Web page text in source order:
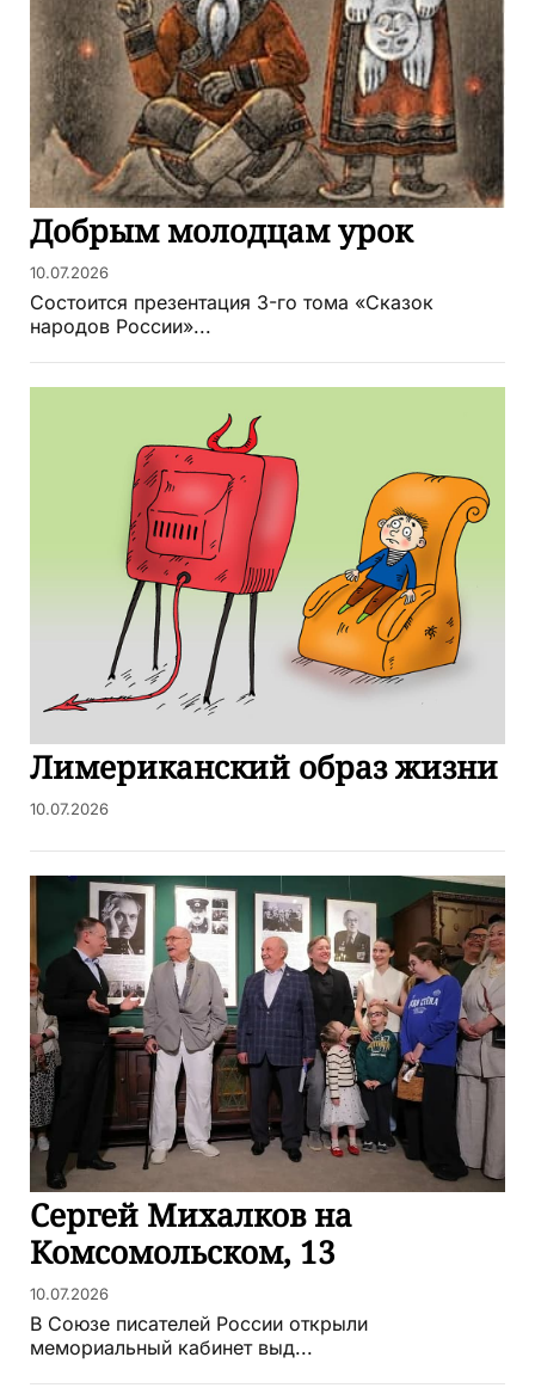
Добрым молодцам урок
10.07.2026
Состоится презентация 3-го тома «Сказок
народов России»...
Лимериканский образ жизни
10.07.2026
Сергей Михалков на
Комсомольском, 13
10.07.2026
В Союзе писателей России открыли
мемориальный кабинет выд...